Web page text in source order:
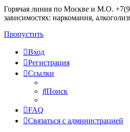
Горячая линия по Москве и М.О.
зависимостях: наркомания,
Пропустить
Вход
Регистрация
Ссылки
Поиск
FAQ
Связаться с администрацией